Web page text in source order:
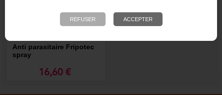
Anti parasitaire Fripotec
spray
16,60 €